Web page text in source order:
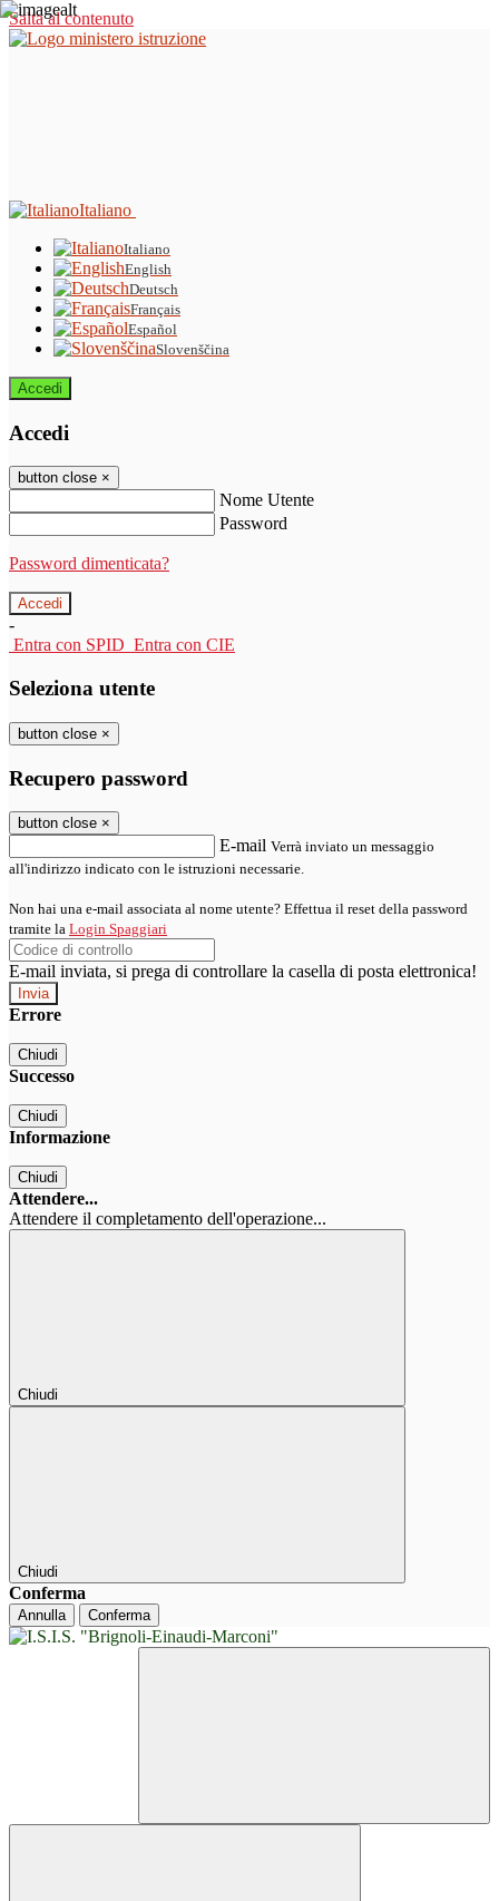
Salta al contenuto
Italiano
Italiano
English
Deutsch
Français
Español
Slovenščina
Accedi
Accedi
button close ×
Nome Utente
Password
Password dimenticata?
-
Entra con SPID Entra con CIE
Seleziona utente
button close ×
Recupero password
button close ×
E-mail Verrà inviato un messaggio
all'indirizzo indicato con le istruzioni necessarie.
Non hai una e-mail associata al nome utente? Effettua il reset della password
tramite la Login Spaggiari
E-mail inviata, si prega di controllare la casella di posta elettronica!
Errore
Chiudi
Successo
Chiudi
Informazione
Chiudi
Attendere...
Attendere il completamento dell'operazione...
Chiudi
Chiudi
Conferma
Annulla Conferma